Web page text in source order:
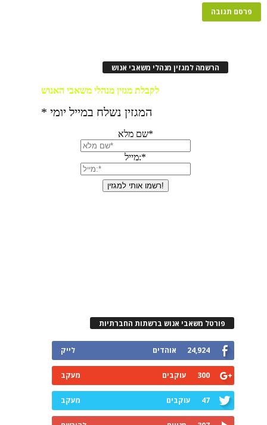
הרשמה למגזין מנהלי משאבי אנוש
משאבי אנוש ברשתות החברתיות
אוהדים
עוקבים
עוקבים